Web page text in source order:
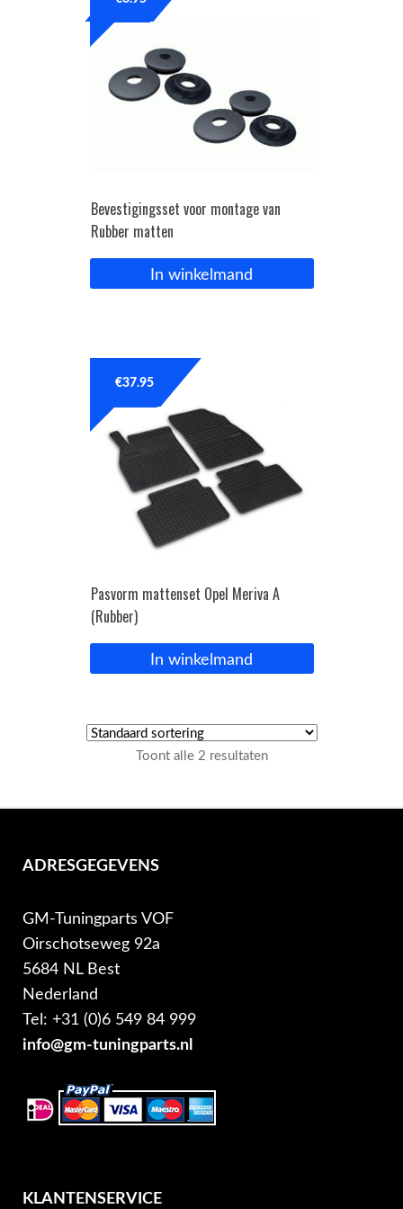
OPC Line
Bedrijfswagen parts
Inloggen / Registreren
Bevestigingsset voor montage van
Rubber matten
In winkelmand
Pasvorm mattenset Opel Meriva A
(Rubber)
€37.95
In winkelmand
Toont alle 2 resultaten
ADRESGEGEVENS
GM-Tuningparts VOF
Oirschotseweg 92a
5684 NL Best
Nederland
Tel: +31 (0)6 549 84 999
info@gm-tuningparts.nl
KLANTENSERVICE